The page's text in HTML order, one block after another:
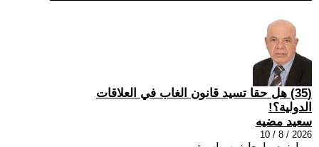
(35) هل حقا تسيد قانون الغاب في العلاقات
الدولية؟!
سعيد مضيه
2026 / 8 / 10